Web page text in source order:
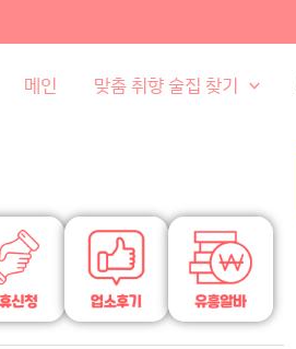
메인 맞춤 취향 술집 찾기